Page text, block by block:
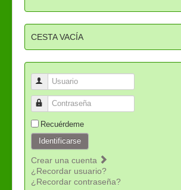
CESTA VACÍA
Usuario
Contraseña
Recuérdeme
Identificarse
Crear una cuenta
¿Recordar usuario?
¿Recordar contraseña?